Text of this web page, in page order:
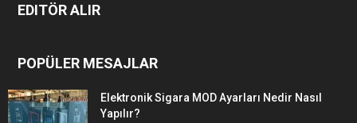
EDITÖR ALIR
POPÜLER MESAJLAR
Elektronik Sigara MOD Ayarları Nedir Nasıl
Yapılır?